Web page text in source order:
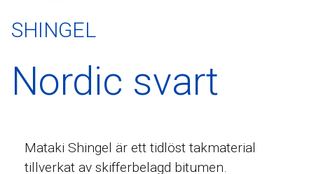
SHINGEL
Nordic svart
Mataki Shingel är ett tidlöst takmaterial
tillverkat av skifferbelagd bitumen.